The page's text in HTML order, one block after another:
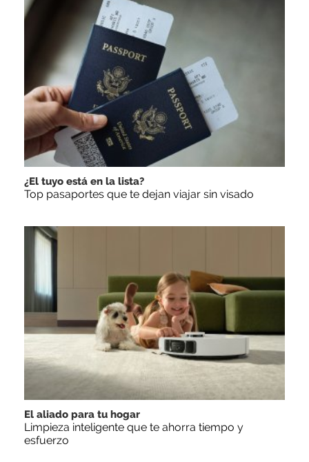
¿El tuyo está en la lista?
Top pasaportes que te dejan viajar sin visado
El aliado para tu hogar
Limpieza inteligente que te ahorra tiempo y
esfuerzo